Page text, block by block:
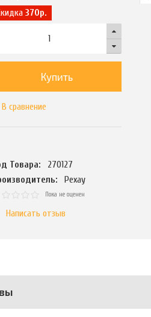
370р.
Купить
В сравнение
Товара:
270127
Рехау
Пока не оценен
Написать отзыв